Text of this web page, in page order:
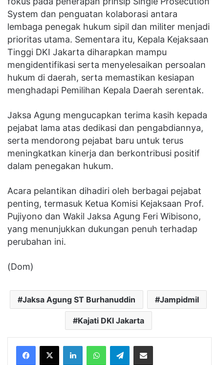
System dan penguatan kolaborasi antara
lembaga penegak hukum sipil dan militer menjadi
prioritas utama. Sementara itu, Kepala Kejaksaan
Tinggi DKI Jakarta diharapkan mampu
mengidentifikasi serta menyelesaikan persoalan
hukum di daerah, serta memastikan kesiapan
menghadapi Pemilihan Kepala Daerah serentak.
Jaksa Agung mengucapkan terima kasih kepada
pejabat lama atas dedikasi dan pengabdiannya,
serta mendorong pejabat baru untuk terus
meningkatkan kinerja dan berkontribusi positif
dalam penegakan hukum.
Acara pelantikan dihadiri oleh berbagai pejabat
penting, termasuk Ketua Komisi Kejaksaan Prof.
Pujiyono dan Wakil Jaksa Agung Feri Wibisono,
yang menunjukkan dukungan penuh terhadap
perubahan ini.
(Dom)
Jaksa Agung ST Burhanuddin Jampidmil
Kajati DKI Jakarta
Facebook
X LinkedInWhatsAppTelegramShare via Email